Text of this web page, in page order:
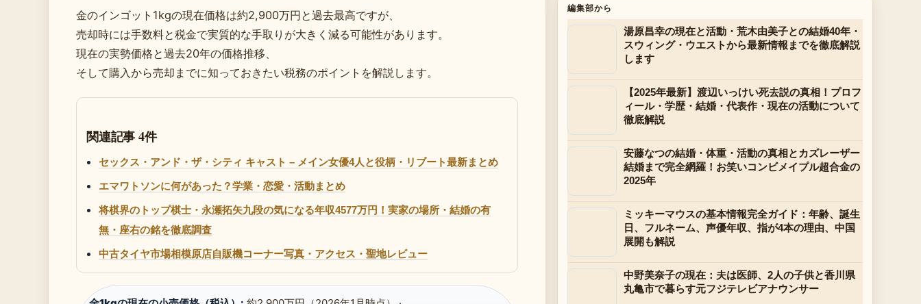
金のインゴット1kgの現在価格は約2,900万円と過去最高ですが、
売却時には手数料と税金で実質的な手取りが大きく減る可能性があります。
現在の実勢価格と過去20年の価格推移、
そして購入から売却までに知っておきたい税務のポイントを解説します。
関連記事 4件
セックス・アンド・ザ・シティ キャスト – メイン女優4人と役柄・リブート最新まとめ
エマワトソンに何があった？学業・恋愛・活動まとめ
将棋界のトップ棋士・永瀬拓矢九段の気になる年収4577万円！実家の場所・結婚の有
無・座右の銘を徹底調査
中古タイヤ市場相模原店自販機コーナー写真・アクセス・聖地レビュー
編集部から
湯原昌幸の現在と活動・荒木由美子との結婚40年・
スウィング・ウエストから最新情報までを徹底解説
します
【2025年最新】渡辺いっけい死去説の真相！プロフ
ィール・学歴・結婚・代表作・現在の活動について
徹底解説
安藤なつの結婚・体重・活動の真相とカズレーザー
結婚まで完全網羅！お笑いコンビメイプル超合金の
2025年
ミッキーマウスの基本情報完全ガイド：年齢、誕生
日、フルネーム、声優年収、指が4本の理由、中国
展開も解説
中野美奈子の現在：夫は医師、2人の子供と香川県
丸亀市で暮らす元フジテレビアナウンサー